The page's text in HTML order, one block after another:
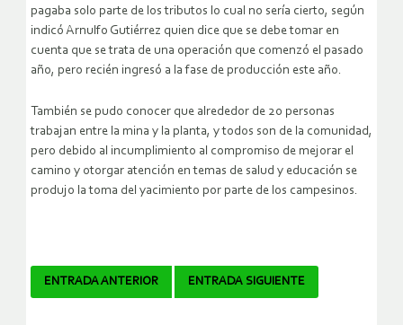
pagaba solo parte de los tributos lo cual no sería cierto, según
indicó Arnulfo Gutiérrez quien dice que se debe tomar en
cuenta que se trata de una operación que comenzó el pasado
año, pero recién ingresó a la fase de producción este año.
También se pudo conocer que alrededor de 20 personas
trabajan entre la mina y la planta, y todos son de la comunidad,
pero debido al incumplimiento al compromiso de mejorar el
camino y otorgar atención en temas de salud y educación se
produjo la toma del yacimiento por parte de los campesinos.
Navegador
ENTRADA ANTERIOR ENTRADA SIGUIENTE